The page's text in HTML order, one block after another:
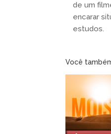
de um
encarar
estudos.
Você